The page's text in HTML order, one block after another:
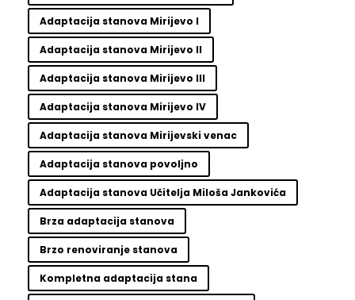
Adaptacija stanova Mirijevo I
Adaptacija stanova Mirijevo II
Adaptacija stanova Mirijevo III
Adaptacija stanova Mirijevo IV
Adaptacija stanova Mirijevski venac
Adaptacija stanova povoljno
Adaptacija stanova Učitelja Miloša Jankovića
Brza adaptacija stanova
Brzo renoviranje stanova
Kompletna adaptacija stana